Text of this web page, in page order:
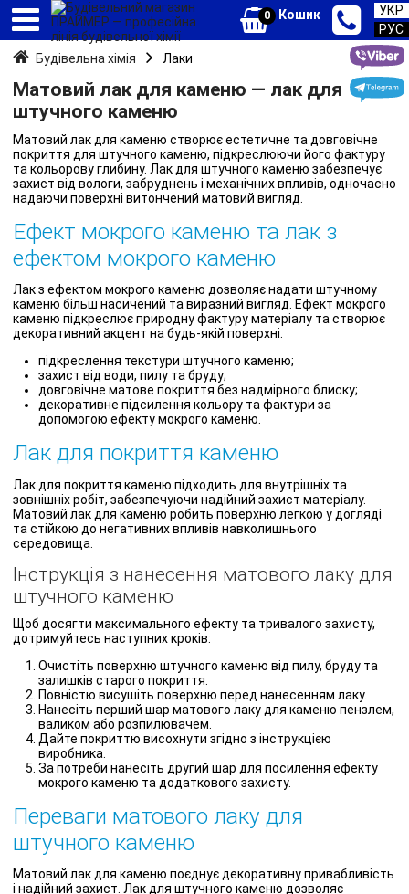
0 Кошик
УКР
РУС
Будівельна хімія
Лаки
Матовий лак для каменю — лак для
штучного каменю
Матовий лак для каменю створює естетичне та довговічне
покриття для штучного каменю, підкреслюючи його фактуру
та кольорову глибину. Лак для штучного каменю забезпечує
захист від вологи, забруднень і механічних впливів, одночасно
надаючи поверхні витончений матовий вигляд.
Ефект мокрого каменю та лак з
ефектом мокрого каменю
Лак з ефектом мокрого каменю дозволяє надати штучному
каменю більш насичений та виразний вигляд. Ефект мокрого
каменю підкреслює природну фактуру матеріалу та створює
декоративний акцент на будь-якій поверхні.
підкреслення текстури штучного каменю;
захист від води, пилу та бруду;
довговічне матове покриття без надмірного блиску;
декоративне підсилення кольору та фактури за
допомогою ефекту мокрого каменю.
Лак для покриття каменю
Лак для покриття каменю підходить для внутрішніх та
зовнішніх робіт, забезпечуючи надійний захист матеріалу.
Матовий лак для каменю робить поверхню легкою у догляді
та стійкою до негативних впливів навколишнього
середовища.
Інструкція з нанесення матового лаку для
штучного каменю
Щоб досягти максимального ефекту та тривалого захисту,
дотримуйтесь наступних кроків:
Очистіть поверхню штучного каменю від пилу, бруду та
залишків старого покриття.
Повністю висушіть поверхню перед нанесенням лаку.
Нанесіть перший шар матового лаку для каменю пензлем,
валиком або розпилювачем.
Дайте покриттю висохнути згідно з інструкцією
виробника.
За потреби нанесіть другий шар для посилення ефекту
мокрого каменю та додаткового захисту.
Переваги матового лаку для
штучного каменю
Матовий лак для каменю поєднує декоративну привабливість
і надійний захист. Лак для штучного каменю дозволяє